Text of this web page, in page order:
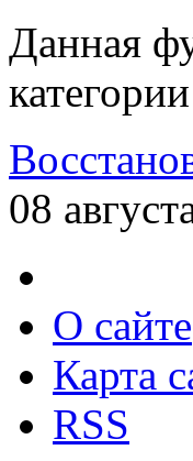
Данная
08
О сайте
Карта
RSS